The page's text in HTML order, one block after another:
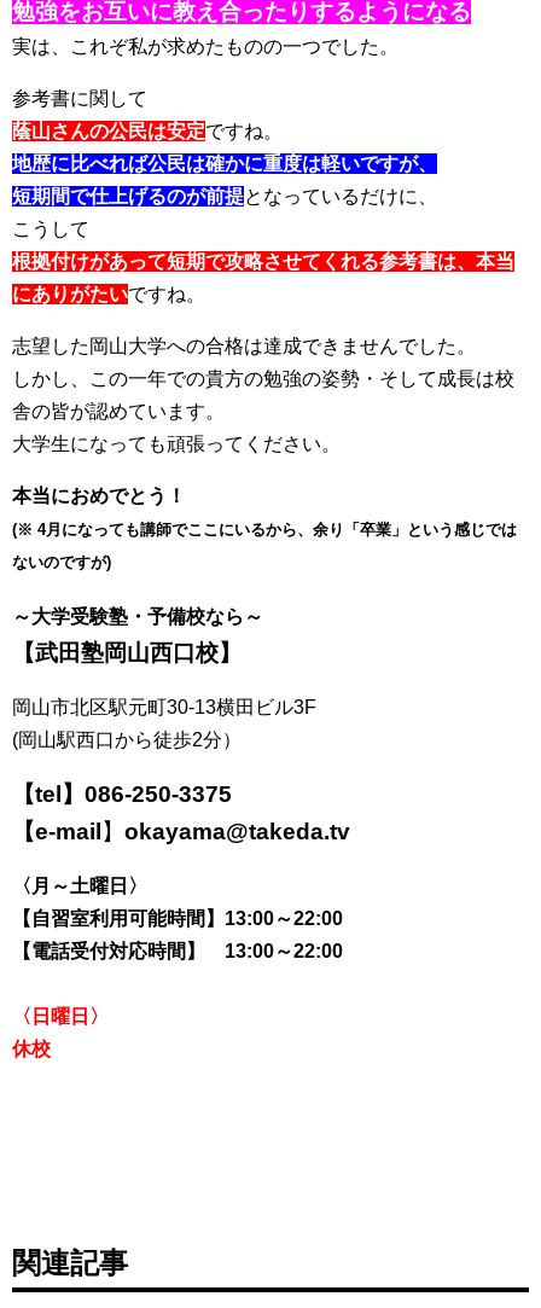
勉強をお互いに教え合ったりするようになる
実は、これぞ私が求めたものの一つでした。
参考書に関して
蔭山さんの公民は安定ですね。
地歴に比べれば公民は確かに重度は軽いですが、
短期間で仕上げるのが前提となっているだけに、
こうして
根拠付けがあって短期で攻略させてくれる参考書は、本当
にありがたいですね。
志望した岡山大学への合格は達成できませんでした。
しかし、この一年での貴方の勉強の姿勢・そして成長は校
舎の皆が認めています。
大学生になっても頑張ってください。
本当におめでとう！
(※ 4月になっても講師でここにいるから、余り「卒業」という感じでは
ないのですが)
～大学受験塾・予備校なら～
【武田塾岡山西口校】
岡山市北区駅元町30-13横田ビル3F
(岡山駅西口から徒歩2分）
【tel】 086-250-3375
【e-mail】 okayama@takeda.tv
〈月～土曜日〉
【自習室利用可能時間】13:00～22:00
【電話受付対応時間】 13:00～22:00
〈日曜日〉
休校
関連記事